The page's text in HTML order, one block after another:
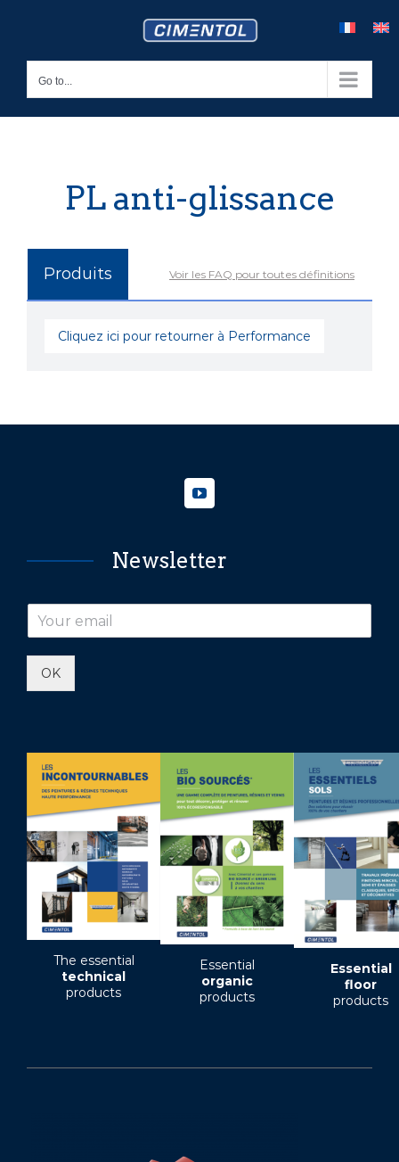
Go to...
PL anti-glissance
Produits Voir les FAQ pour toutes définitions
Cliquez ici pour retourner à Performance
Newsletter
OK
The essential
technical
products
Essential
organic
products
Essential
floor
products